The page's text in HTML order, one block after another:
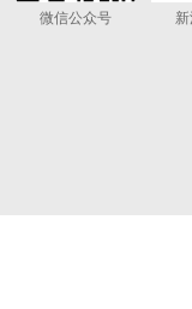
微信公众号